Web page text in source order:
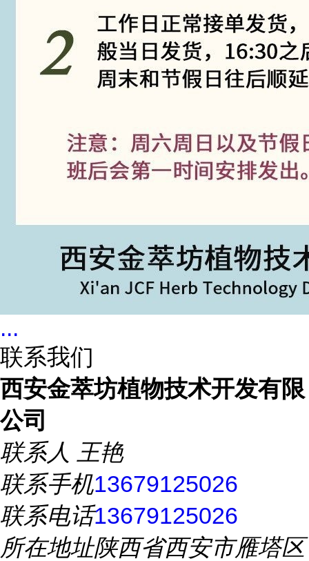
...
联系我们
西安金萃坊植物技术开发有限
公司
联系人 王艳
联系手机13679125026
联系电话13679125026
所在地址陕西省西安市雁塔区